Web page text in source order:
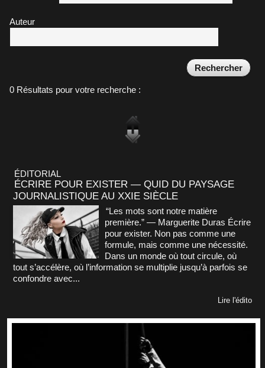
Auteur
0 Résultats pour votre recherche :
ÉDITORIAL
ÉCRIRE POUR EXISTER — QUID DU PAYSAGE
JOURNALISTIQUE AU XXIE SIÈCLE
“Les mots sont notre matière
première.” — Marguerite Duras Écrire
pour exister. Non pas comme une
formule, mais comme une nécessité.
Dans un monde où tout circule, où
tout s’accélère, où l’information se multiplie jusqu’à parfois se
confondre avec...
Lire l'édito